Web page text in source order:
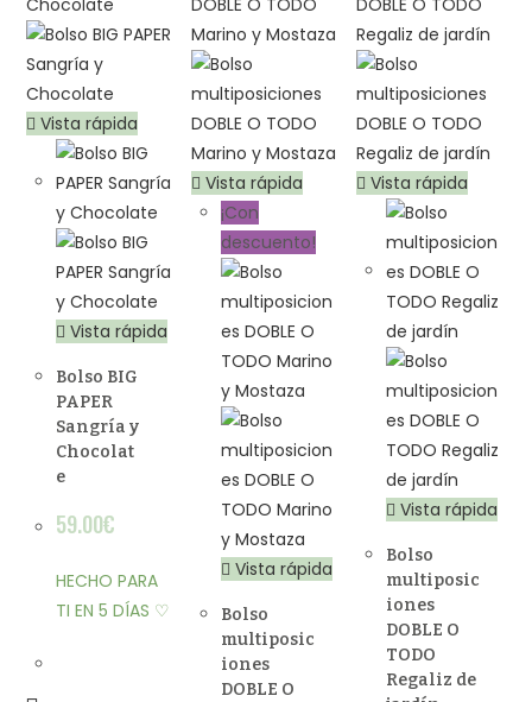
Vista rápida
Vista rápida
Bolso BIG
PAPER
Sangría y
Chocolat
e
59.00€
HECHO PARA
TI EN 5 DÍAS ♡
Vista rápida
¡Con
descuento!
Vista rápida
Bolso
multiposic
iones
DOBLE O
Vista rápida
Vista rápida
Bolso
multiposic
iones
DOBLE O
TODO
Regaliz de